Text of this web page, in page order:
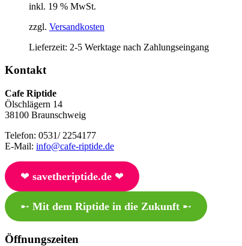
inkl. 19 % MwSt.
zzgl. Versandkosten
Lieferzeit: 2-5 Werktage nach Zahlungseingang
Kontakt
Cafe Riptide
Ölschlägern 14
38100 Braunschweig
Telefon: 0531/ 2254177
E-Mail: info@cafe-riptide.de
❤︎ savetheriptide.de❤︎
➸ Mit dem Riptide in die Zukunft➸
Öffnungszeiten